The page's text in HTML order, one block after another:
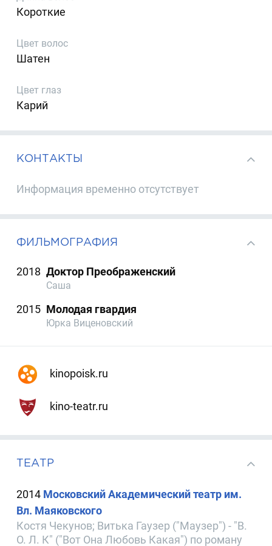
Короткие
Цвет волос
Шатен
Цвет глаз
Карий
КОНТАКТЫ
Информация временно отсутствует
ФИЛЬМОГРАФИЯ
2018 Доктор Преображенский
Саша
2015 Молодая гвардия
Юрка Виценовский
kinopoisk.ru
kino-teatr.ru
ТЕАТР
2014 Московский Академический театр им.
Вл. Маяковского
Костя Чекунов; Витька Гаузер ("Маузер") - "В.
О. Л. К" ("Вот Она Любовь Какая") по роману